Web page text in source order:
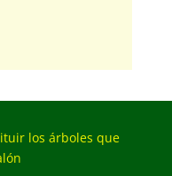
los árboles que